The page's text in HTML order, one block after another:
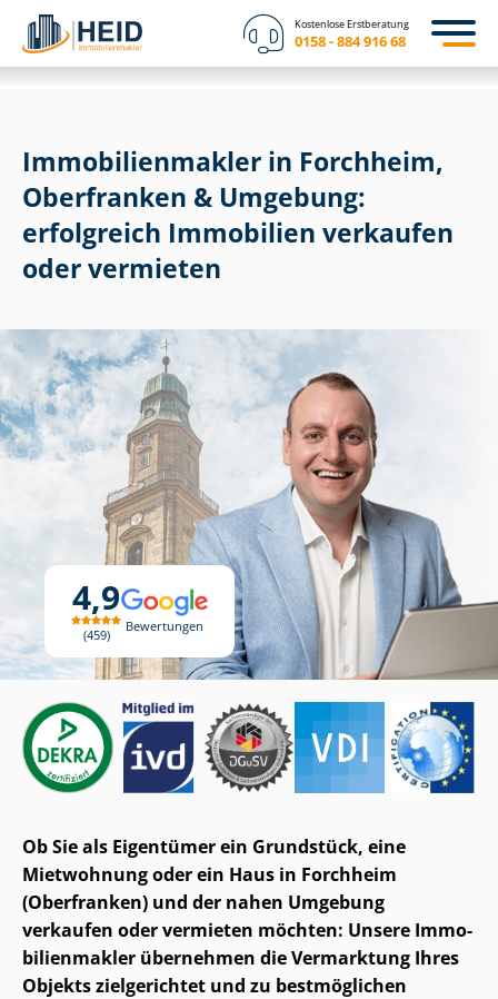
Kostenlose Erstberatung
0158 - 884 916 68
4,9
459
Bewertungen
Im­mo­bi­li­en­mak­ler in Forchheim,
Oberfranken & Umgebung:
erfolgreich Immobilien verkaufen
oder vermieten
Ob Sie als Eigentümer ein Grundstück, eine
Mietwohnung oder ein Haus in Forchheim
(Oberfranken) und der nahen Umgebung
verkaufen oder vermieten möchten: Unsere Im­mo­
bi­li­en­mak­ler übernehmen die Vermarktung Ihres
Objekts zielgerichtet und zu bestmöglichen